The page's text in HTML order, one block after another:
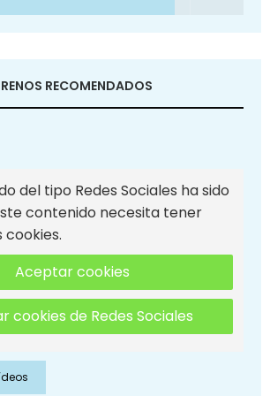
RECOMENDADOS
del tipo Redes Sociales ha sido
contenido necesita tener
cookies.
Aceptar cookies
cookies de Redes Sociales